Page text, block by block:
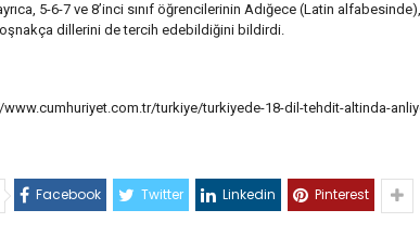
5-6-7 ve 8’inci sınıf öğrencilerinin Adığece (Latin
dillerini de tercih edebildiğini bildirdi.
www.cumhuriyet.com.tr/turkiye/turkiyede-18-dil-tehdit-altinda-
Facebook Twitter Linkedin Pinterest